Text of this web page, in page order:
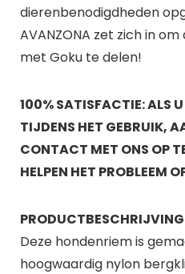
dierenbenodigdheden
AVANZONA zet zich in
met Goku te delen!
100% SATISFACTIE: ALS
TIJDENS HET GEBRUIK,
CONTACT MET ONS OP
HELPEN HET PROBLEEM
PRODUCTBESCHRIJVING
Deze hondenriem is
hoogwaardig nylon